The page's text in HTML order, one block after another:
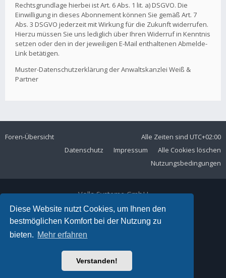
Diese Website nutzt Cookies, um Ihnen den
bestmöglichen Komfort bei der Nutzung zu
bieten. Mehr erfahren
Verstanden!
Rechtsgrundlage hierbei ist Art. 6 Abs. 1 lit. a) DSGVO. Die
Einwilligung in dieses Abonnement können Sie gemäß Art. 7
Abs. 3 DSGVO jederzeit mit Wirkung für die Zukunft widerrufen.
Hierzu müssen Sie uns lediglich über Ihren Widerruf in Kenntnis
setzen oder den in der jeweiligen E-Mail enthaltenen Abmelde-
Link betätigen.
Muster-Datenschutzerklärung der Anwaltskanzlei Weiß &
Partner
Foren-Übersicht Alle Zeiten sind UTC+02:00
Alle Cookies löschen
Impressum
Datenschutz
Nutzungsbedingungen
Volla Systeme GmbH
Kölner Straße 102
42897 Remscheid
Telefon:+49 2191 59897 61
E-Mail:
Ariki Theme by